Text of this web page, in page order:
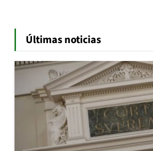
Últimas noticias